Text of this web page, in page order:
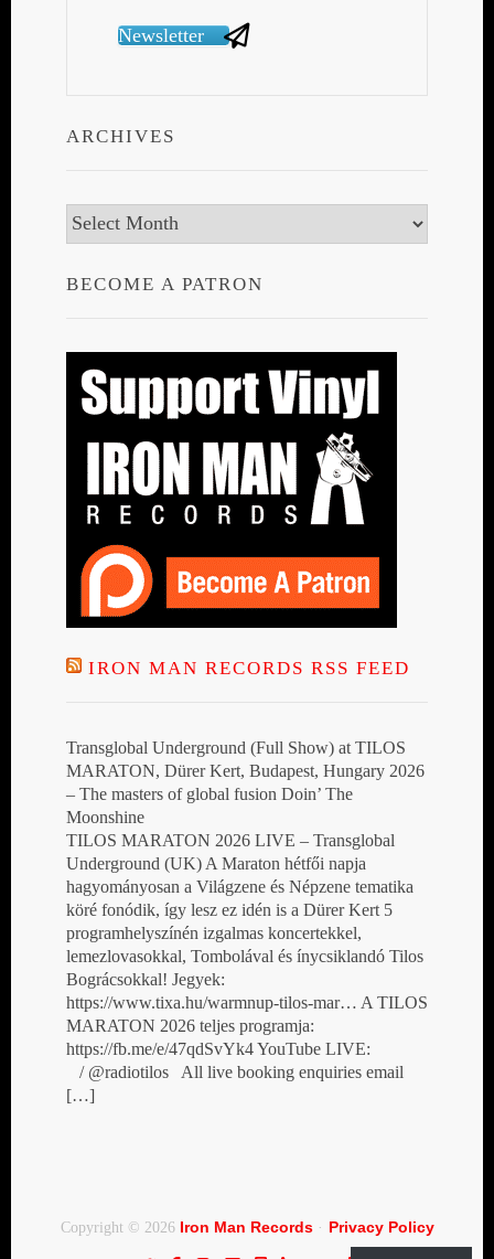
Newsletter
ARCHIVES
Archives
BECOME A PATRON
IRON MAN RECORDS RSS FEED
Transglobal Underground (Full Show) at TILOS
MARATON, Dürer Kert, Budapest, Hungary 2026
– The masters of global fusion Doin’ The
Moonshine
TILOS MARATON 2026 LIVE – Transglobal
Underground (UK) A Maraton hétfői napja
hagyományosan a Világzene és Népzene tematika
köré fonódik, így lesz ez idén is a Dürer Kert 5
programhelyszínén izgalmas koncertekkel,
lemezlovasokkal, Tombolával és ínycsiklandó Tilos
Bográcsokkal! Jegyek:
https://www.tixa.hu/warmnup-tilos-mar… A TILOS
MARATON 2026 teljes programja:
https://fb.me/e/47qdSvYk4 YouTube LIVE:
/ @radiotilos All live booking enquiries email
[…]
Copyright © 2026 Iron Man Records· Privacy Policy